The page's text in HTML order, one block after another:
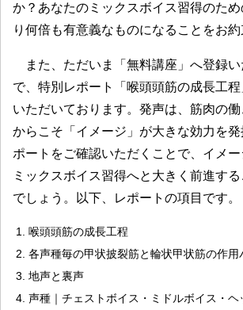
か？あなたのミックスボイス習得のた
り何倍も有意義なものになることをお約
また、ただいま「無料講座」へ登録
で、特別レポート「喉頭頭筋の成長工
いただいております。発声は、筋肉の
からこそ「イメージ」が大きな効力を
ポートをご確認いただくことで、イメー
ミックスボイス習得へと大きく前進す
でしょう。以下、レポートの項目です。
喉頭頭筋の成長工程
各声種毎の甲状披裂筋と輪状甲状筋の作用
地声と裏声
声種｜チェストボイス・ミドルボイス・ヘ